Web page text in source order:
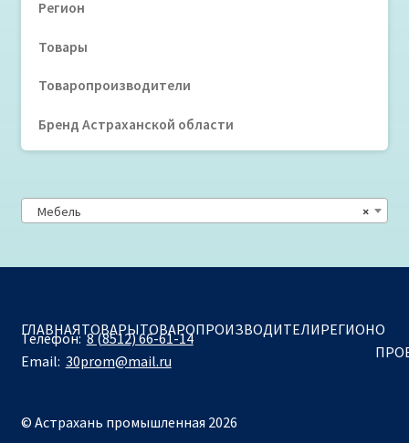
Регион
Товары
Товаропроизводители
Бренд Астраханской области
×
Мебель
ГЛАВНАЯТОВАРЫТОВАРОПРОИЗВОДИТЕЛИРЕГИОНО
Телефон:8 (8512) 66-61-14
Email: 30prom@mail.ru
© Астрахань промышленная 2026